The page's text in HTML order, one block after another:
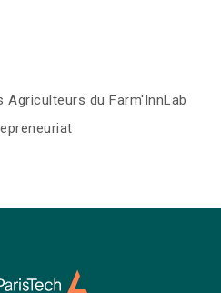
Agriculteurs du Farm'InnLab